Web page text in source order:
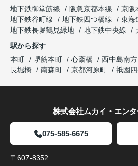
地下鉄御堂筋線
阪急京都本線 京阪
地下鉄谷町線
地下鉄四つ橋線
東海
地下鉄長堀鶴見緑地
地下鉄中央線
駅から探す
本町
堺筋本町 心斎橋 西中島南方
長堀橋
南森町 京都河原町 祇園
株式会社ムカイ・エン
075-585-6675
〒607-8352